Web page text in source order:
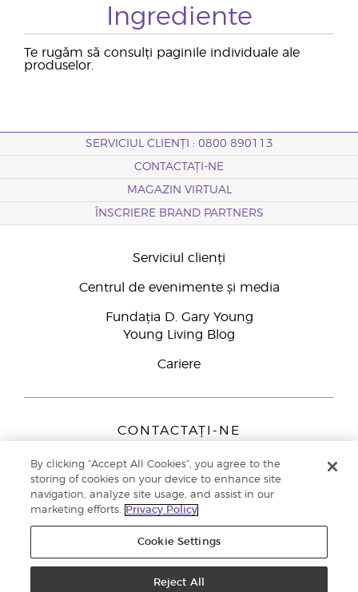
Ingrediente
Te rugăm să consulți paginile individuale ale
produselor.
SERVICIUL CLIENȚI : 0800 890113
CONTACTAȚI-NE
MAGAZIN VIRTUAL
ÎNSCRIERE BRAND PARTNERS
Serviciul clienți
Centrul de evenimente și media
Fundația D. Gary Young
Young Living Blog
Cariere
CONTACTAȚI-NE
Peizerweg 97
9727 AJ Groningen
Netherlands
Înscriere Brand Partners0800 890113
Politica de confidențialitate
By clicking “Accept All Cookies”, you agree to the
storing of cookies on your device to enhance site
navigation, analyze site usage, and assist in our
marketing efforts.
Privacy Policy
Cookie Settings
Reject All